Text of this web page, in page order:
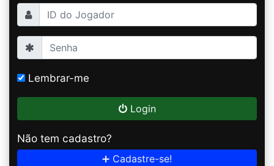
Lembrar-me
Login
Não tem cadastro?
➕ Cadastre-se!